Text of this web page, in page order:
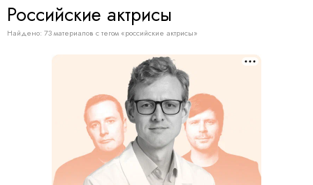
Российские актрисы
Найдено: 73 материалов с тегом «российские актрисы»